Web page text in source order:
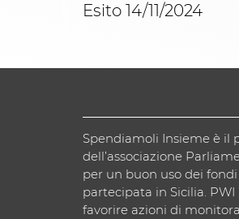
Esito 14/11/2024
Spendiamoli Insieme è il
dell’associazione
per un buon uso dei
partecipata in Sicilia. PWI
favorire azioni di